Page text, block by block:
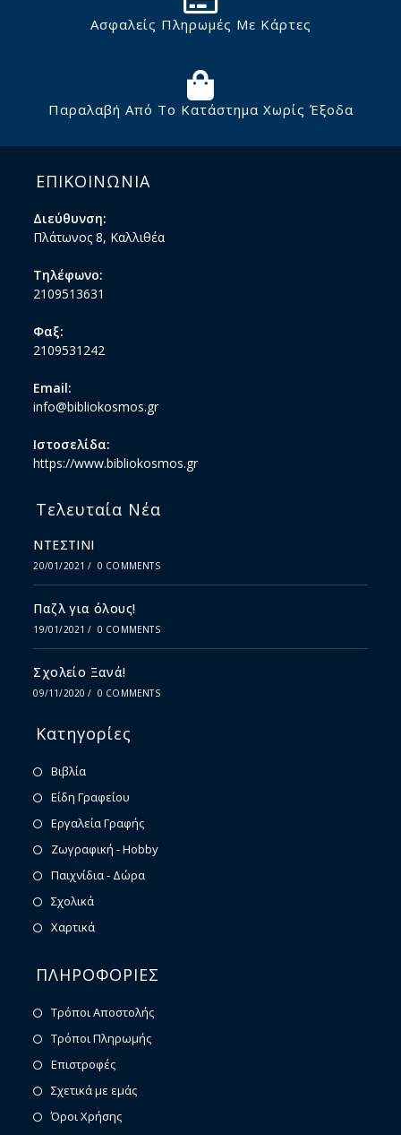
Ασφαλείς Πληρωμές Με Κάρτες
Παραλαβή Από Το Κατάστημα Χωρίς Έξοδα
ΕΠΙΚΟΙΝΩΝΙΑ
Διεύθυνση:
Πλάτωνος 8, Καλλιθέα
Τηλέφωνο:
2109513631
Φαξ:
2109531242
Email:
info@bibliokosmos.gr
Ιστοσελίδα:
https://www.bibliokosmos.gr
Τελευταία Νέα
ΝΤΕΣΤΙΝΙ
20/01/2021 / 0 COMMENTS
Παζλ για όλους!
19/01/2021 / 0 COMMENTS
Σχολείο Ξανά!
09/11/2020 / 0 COMMENTS
Κατηγορίες
Βιβλία
Είδη Γραφείου
Εργαλεία Γραφής
Ζωγραφική - Hobby
Παιχνίδια - Δώρα
Σχολικά
Χαρτικά
ΠΛΗΡΟΦΟΡΙΕΣ
Τρόποι Αποστολής
Τρόποι Πληρωμής
Επιστροφές
Σχετικά με εμάς
Όροι Χρήσης